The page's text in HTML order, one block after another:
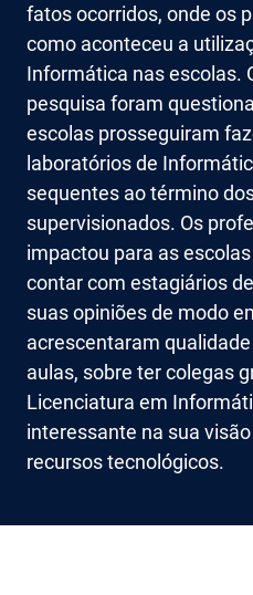
fatos ocorridos, onde os
como aconteceu a
Informática nas escolas.
pesquisa foram
escolas prosseguiram
laboratórios de
sequentes ao término
supervisionados. Os
impactou para as
contar com estagiários
suas opiniões de modo
acrescentaram
aulas, sobre ter colegas
Licenciatura em
interessante na sua
recursos tecnológicos.